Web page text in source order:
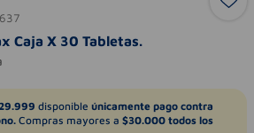
Caja X 30 Tabletas.
disponible únicamente pago contra
Compras mayores a $30.000 todos los